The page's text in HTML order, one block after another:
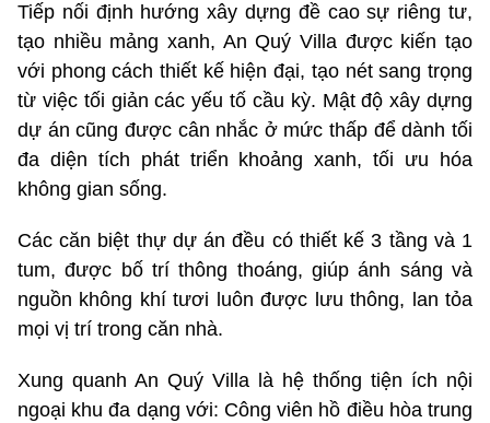
Tiếp nối định hướng xây dựng đề cao sự riêng tư,
tạo nhiều mảng xanh, An Quý Villa được kiến tạo
với phong cách thiết kế hiện đại, tạo nét sang trọng
từ việc tối giản các yếu tố cầu kỳ. Mật độ xây dựng
dự án cũng được cân nhắc ở mức thấp để dành tối
đa diện tích phát triển khoảng xanh, tối ưu hóa
không gian sống.
Các căn biệt thự dự án đều có thiết kế 3 tầng và 1
tum, được bố trí thông thoáng, giúp ánh sáng và
nguồn không khí tươi luôn được lưu thông, lan tỏa
mọi vị trí trong căn nhà.
Xung quanh An Quý Villa là hệ thống tiện ích nội
ngoại khu đa dạng với: Công viên hồ điều hòa trung